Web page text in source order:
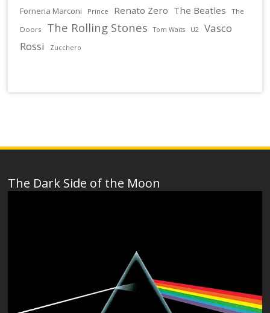
Forneria Marconi
Prince Renato Zero The Beatles
The
Doors
The Rolling Stones Tom Waits U2
Vasco
Rossi
Zucchero
The Dark Side of the Moon